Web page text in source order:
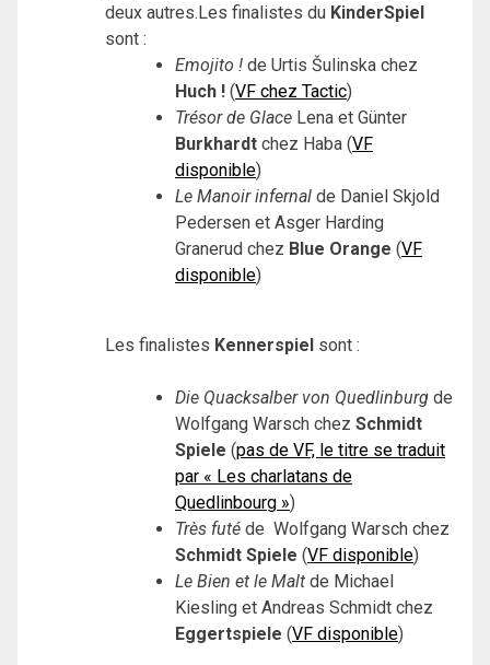
deux autres.Les finalistes du KinderSpiel
sont :
Emojito ! de Urtis Šulinska chez
Huch ! (VF chez Tactic)
Trésor de Glace Lena et Günter
Burkhardt chez Haba (VF
disponible)
Le Manoir infernal de Daniel Skjold
Pedersen et Asger Harding
Granerud chez Blue Orange (VF
disponible)
Les finalistes Kennerspiel sont :
Die Quacksalber von Quedlinburg de
Wolfgang Warsch chez Schmidt
Spiele (pas de VF, le titre se traduit
par « Les charlatans de
Quedlinbourg »)
Très futé de Wolfgang Warsch chez
Schmidt Spiele (VF disponible)
Le Bien et le Malt de Michael
Kiesling et Andreas Schmidt chez
Eggertspiele (VF disponible)